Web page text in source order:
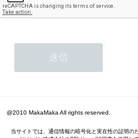
@2010 MakaMaka All rights reserved.
当サイトでは、通信情報の暗号化と実在性の証明の